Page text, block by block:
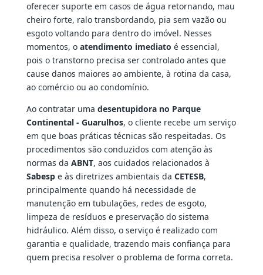
oferecer suporte em casos de água retornando, mau
cheiro forte, ralo transbordando, pia sem vazão ou
esgoto voltando para dentro do imóvel. Nesses
momentos, o atendimento imediato é essencial,
pois o transtorno precisa ser controlado antes que
cause danos maiores ao ambiente, à rotina da casa,
ao comércio ou ao condomínio.
Ao contratar uma desentupidora no Parque
Continental - Guarulhos, o cliente recebe um serviço
em que boas práticas técnicas são respeitadas. Os
procedimentos são conduzidos com atenção às
normas da ABNT, aos cuidados relacionados à
Sabespe às diretrizes ambientais da CETESB,
principalmente quando há necessidade de
manutenção em tubulações, redes de esgoto,
limpeza de resíduos e preservação do sistema
hidráulico. Além disso, o serviço é realizado com
garantia e qualidade, trazendo mais confiança para
quem precisa resolver o problema de forma correta.